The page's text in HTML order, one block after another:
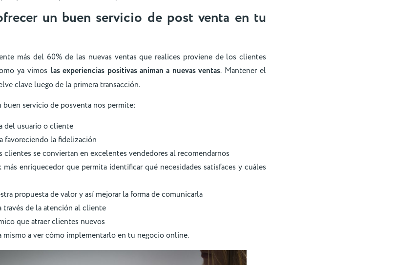
un buen servicio de post venta en tu
más del 60% de las nuevas ventas que realices proviene de los clientes
ya vimos las experiencias positivas animan a nuevas ventas. Mantener el
clave luego de la primera transacción.
servicio de posventa nos permite:
del usuario o cliente
favoreciendo la fidelización
clientes se conviertan en excelentes vendedores al recomendarnos
enriquecedor que permita identificar qué necesidades satisfaces y cuáles
propuesta de valor y así mejorar la forma de comunicarla
través de la atención al cliente
que atraer clientes nuevos
mismo a ver cómo implementarlo en tu negocio online.